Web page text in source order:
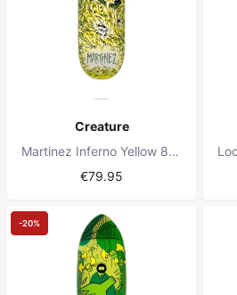
Creature
Martinez Inferno Yellow 8.6" Skateboard Deck
€79.95
-20%